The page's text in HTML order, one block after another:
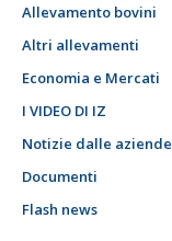
Allevamento bovini
Altri allevamenti
Economia e Mercati
I VIDEO DI IZ
Notizie dalle aziende
Documenti
Flash news